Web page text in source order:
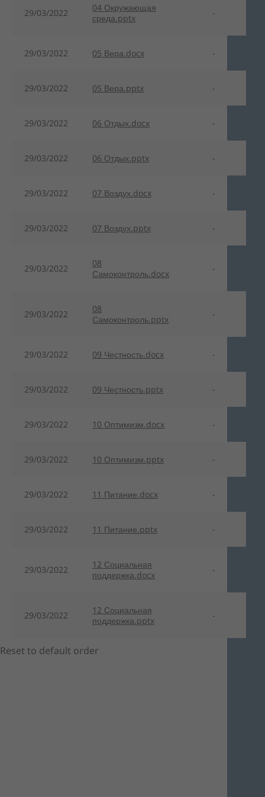
29/03/2022
04 Окружающая
среда.pptx
-
29/03/2022 05 Вера.docx -
29/03/2022 05 Вера.pptx -
29/03/2022 06 Отдых.docx -
29/03/2022 06 Отдых.pptx -
29/03/2022 07 Воздух.docx -
29/03/2022 07 Воздух.pptx -
29/03/2022
08
Самоконтроль.docx
-
29/03/2022
08
Самоконтроль.pptx
-
29/03/2022 09 Честность.docx -
29/03/2022 09 Честность.pptx -
29/03/2022 10 Оптимизм.docx -
29/03/2022 10 Оптимизм.pptx -
29/03/2022 11 Питание.docx -
29/03/2022 11 Питание.pptx -
29/03/2022
12 Социальная
поддержка.docx
-
29/03/2022
12 Социальная
поддержка.pptx
-
Reset to default order